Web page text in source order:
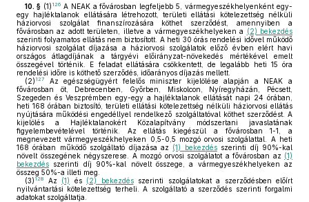
10. § (1) 126A NEAK a fővárosban legfeljebb 5, vármegyeszékhelyenként egy-
egy hajléktalanok ellátására létrehozott, területi ellátási kötelezettség nélküli
háziorvosi szolgálat finanszírozására köthet szerződést, amennyiben a
fővárosban az adott területen, illetve a vármegyeszékhelyeken a (2) bekezdés
szerinti folyamatos ellátás nem biztosított. A heti 30 órás rendelési idővel működő
háziorvosi szolgálat díjazása a háziorvosi szolgálatok előző évben elért havi
országos átlagdíjának a tárgyévi előirányzat-növekedés mértékével emelt
összegével történik. E feladat ellátására csökkentett, de legalább heti 15 óra
rendelési időre is köthető szerződés, időarányos díjazás mellett.
(2) 127
Az egészségügyért felelős miniszter kijelölése alapján a NEAK a
fővárosban öt, Debrecenben, Győrben, Miskolcon, Nyíregyházán, Pécsett,
Szegeden és Veszprémben egy-egy a hajléktalanok ellátását napi 24 órában,
heti 168 órában biztosító, területi ellátási kötelezettség nélküli háziorvosi ellátás
nyújtására működési engedéllyel rendelkező szolgáltatóval köthet szerződést. A
kijelölés a Hajléktalanokért Közalapítvány módszertani javaslatának
figyelembevételével történik. Az ellátás kiegészül a fővárosban 1-1, a
megnevezett vármegyeszékhelyeken 0,5-0,5 mozgó orvosi szolgálattal. A heti
168 órában működő szolgáltató díjazása az (1) bekezdésszerinti díj 90%-kal
növelt összegének négyszerese. A mozgó orvosi szolgálatot a fővárosban az (1)
bekezdés szerinti díj 90%-kal növelt összege, a vármegyeszékhelyeken az
összeg 50%-a illeti meg.
(3) 128 Az (1) és (2) bekezdésszerinti szolgálatokat a szerződésben előírt
nyilvántartási kötelezettség terheli. A szolgáltató a szerződés szerinti forgalmi
adatokat szolgáltatja.